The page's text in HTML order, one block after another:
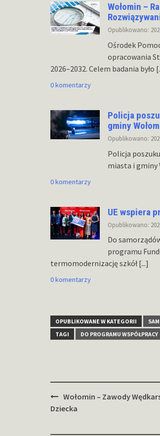
Wołomin –
Opublikowano:
Ośrodek
opracowania
2026–2032. Celem badania było
0 komentarzy
Policja
gminy
Opublikowano:
Policja
miasta i gminy
0 komentarzy
UE wspiera
Opublikowano:
Do
programu
termomodernizację szkół[...]
0 komentarzy
OPUBLIKOWANE W KATEGORII
TAGI
DO PROGRAMU WSPÓŁPRACY
Zobacz
wpisy
Wołomin – Zawody
Dziecka